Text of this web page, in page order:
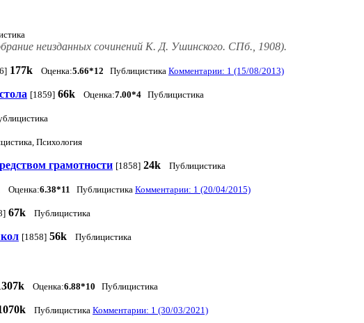
неизданных сочинений К. Д. Ушинского. СПб., 1908).
177k Оценка:5.66*12 Публицистика Комментарии: 1 (15/08/2013)
[1859] 66k Оценка:7.00*4 Публицистика
Психология
грамотности [1858] 24k Публицистика
Оценка:6.38*11 Публицистика Комментарии: 1 (20/04/2015)
67k Публицистика
[1858] 56k Публицистика
Оценка:6.88*10 Публицистика
Публицистика Комментарии: 1 (30/03/2021)